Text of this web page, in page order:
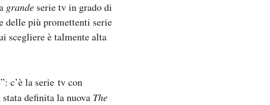
grande serie tv in grado di
delle più promettenti serie
scegliere è talmente alta
c’è la serie tv con
definita la nuova The